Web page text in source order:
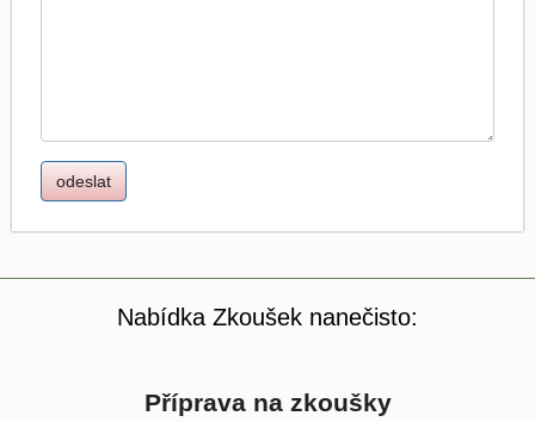
Nabídka Zkoušek nanečisto:
Příprava na zkoušky